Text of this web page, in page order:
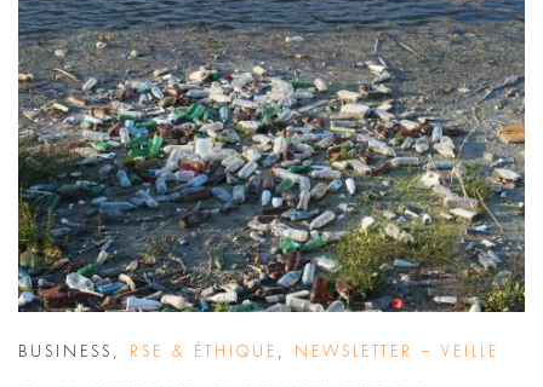
BUSINESS , RSE & ÉTHIQUE , NEWSLETTER – VEILLE